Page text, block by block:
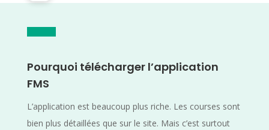
Pourquoi télécharger l’application
FMS
L’application est beaucoup plus riche. Les courses sont
bien plus détaillées que sur le site. Mais c’est surtout